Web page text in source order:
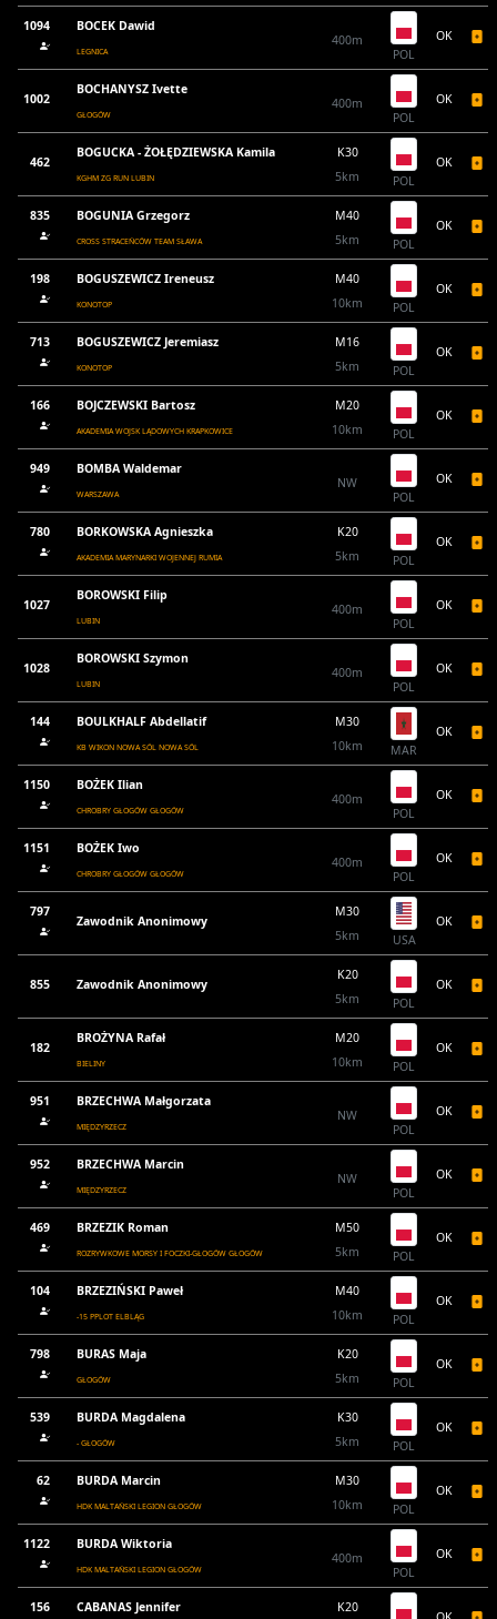
1094 BOCEK Dawid
LEGNICA
400m
POL
OK
1002
BOCHANYSZ Ivette
GŁOGÓW
400m
POL
OK
462
BOGUCKA - ŻOŁĘDZIEWSKA Kamila
KGHM ZG RUN LUBIN
K30
5km
POL
OK
835 BOGUNIA Grzegorz
CROSS STRACEŃCÓW TEAM SŁAWA
M40
5km
POL
OK
198 BOGUSZEWICZ Ireneusz
KONOTOP
M40
10km
POL
OK
713 BOGUSZEWICZ Jeremiasz
KONOTOP
M16
5km
POL
OK
166 BOJCZEWSKI Bartosz
AKADEMIA WOJSK LĄDOWYCH KRAPKOWICE
M20
10km
POL
OK
949 BOMBA Waldemar
WARSZAWA
NW
POL
OK
780 BORKOWSKA Agnieszka
AKADEMIA MARYNARKI WOJENNEJ RUMIA
K20
5km
POL
OK
1027
BOROWSKI Filip
LUBIN
400m
POL
OK
1028
BOROWSKI Szymon
LUBIN
400m
POL
OK
144 BOULKHALF Abdellatif
KB WIKON NOWA SÓL NOWA SÓL
M30
10km
MAR
OK
1150 BOŻEK Ilian
CHROBRY GŁOGÓW GŁOGÓW
400m
POL
OK
1151 BOŻEK Iwo
CHROBRY GŁOGÓW GŁOGÓW
400m
POL
OK
797
Zawodnik Anonimowy
M30
5km
USA
OK
855 Zawodnik Anonimowy
K20
5km
POL
OK
182
BROŻYNA Rafał
BIELINY
M20
10km
POL
OK
951 BRZECHWA Małgorzata
MIĘDZYRZECZ
NW
POL
OK
952 BRZECHWA Marcin
MIĘDZYRZECZ
NW
POL
OK
469 BRZEZIK Roman
ROZRYWKOWE MORSY I FOCZKI-GŁOGÓW GŁOGÓW
M50
5km
POL
OK
104 BRZEZIŃSKI Paweł
-15 PPLOT ELBLĄG
M40
10km
POL
OK
798 BURAS Maja
GŁOGÓW
K20
5km
POL
OK
539 BURDA Magdalena
- GŁOGÓW
K30
5km
POL
OK
62 BURDA Marcin
HDK MALTAŃSKI LEGION GŁOGÓW
M30
10km
POL
OK
1122 BURDA Wiktoria
HDK MALTAŃSKI LEGION GŁOGÓW
400m
POL
OK
156 CABANAS Jennifer
K20